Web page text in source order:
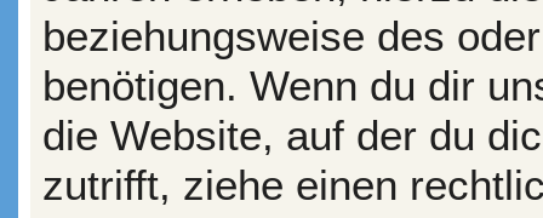
beziehungsweise des
benötigen. Wenn du dir
die Website, auf der du
zutrifft, ziehe einen